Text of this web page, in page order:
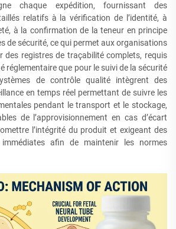
chaque expédition, fournissant des
relatifs à la vérification de l’identité, à
à la confirmation de la teneur en principe
de sécurité, ce qui permet aux organisations
des registres de traçabilité complets, requis
réglementaire que pour le suivi de la sécurité
de contrôle qualité intègrent des
en temps réel permettant de suivre les
pendant le transport et le stockage,
de l’approvisionnement en cas d’écart
l’intégrité du produit et exigeant des
immédiates afin de maintenir les normes